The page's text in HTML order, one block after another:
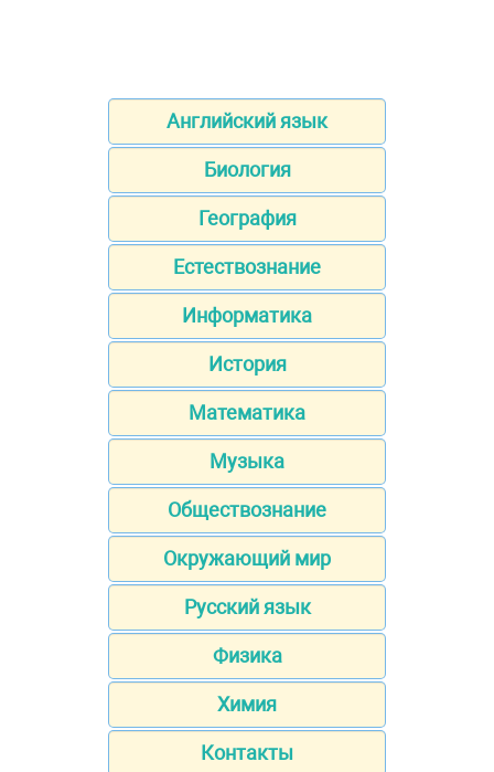
Английский язык
Биология
География
Естествознание
Информатика
История
Математика
Музыка
Обществознание
Окружающий мир
Русский язык
Физика
Химия
Контакты